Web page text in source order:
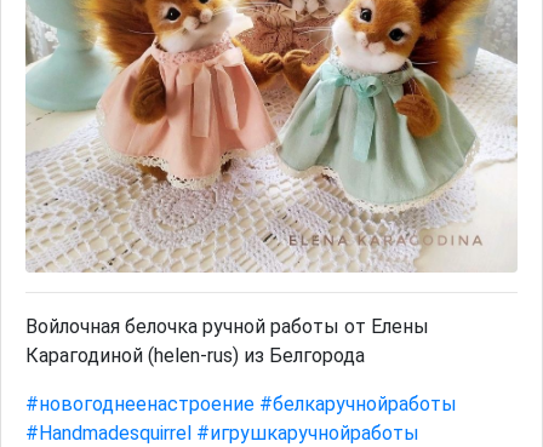
Войлочная белочка ручной работы от Елены
Карагодиной (helen-rus) из Белгорода
#новогоднеенастроение #белкаручнойработы
#Handmadesquirrel #игрушкаручнойработы